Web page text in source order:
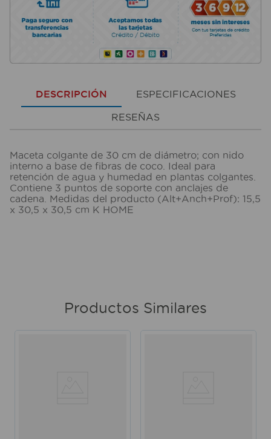
DESCRIPCIÓN ESPECIFICACIONES
RESEÑAS
Maceta colgante de 30 cm de diámetro; con nido
interno a base de fibras de coco. Ideal para
retención de agua y humedad en plantas colgantes.
Contiene 3 puntos de soporte con anclajes de
cadena. Medidas del producto (Alt+Anch+Prof): 15,5
x 30,5 x 30,5 cm K HOME
Productos Similares